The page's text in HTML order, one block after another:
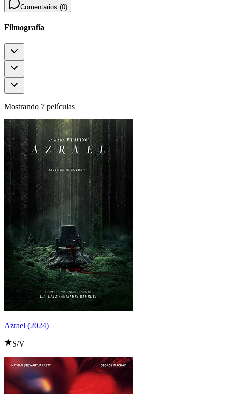
Comentarios (0)
Filmografía
Mostrando 7 películas
Azrael (2024)
S/V